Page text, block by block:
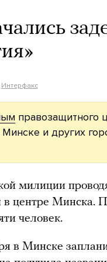
Интерфакс
правозащитного
Минске и других
милиции
в центре Минска.
человек.
в Минске